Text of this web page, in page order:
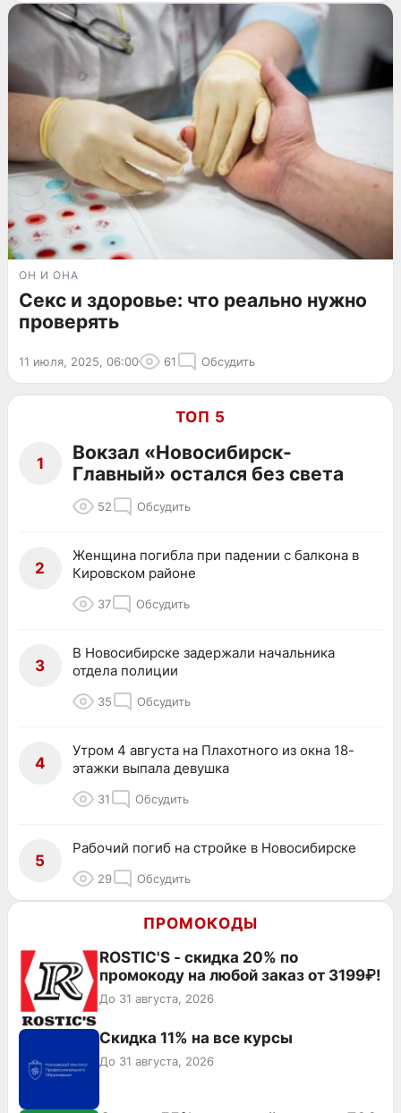
ОН И ОНА
Секс и здоровье: что реально нужно
проверять
11 июля, 2025, 06:00 61 Обсудить
ТОП 5
1
Вокзал «Новосибирск-
Главный» остался без света
52 Обсудить
2
Женщина погибла при падении с балкона в
Кировском районе
37 Обсудить
3
В Новосибирске задержали начальника
отдела полиции
35 Обсудить
4
Утром 4 августа на Плахотного из окна 18-
этажки выпала девушка
31 Обсудить
5
Рабочий погиб на стройке в Новосибирске
29 Обсудить
ПРОМОКОДЫ
ROSTIC'S - скидка 20% по
промокоду на любой заказ от 3199₽!
До 31 августа, 2026
Скидка 11% на все курсы
До 31 августа, 2026